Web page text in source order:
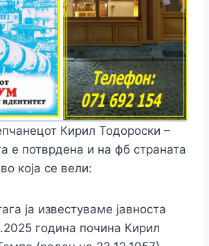
Кирил Тодороски –
е потврдена и на фб страната
која се вели:
ја известуваме јавноста
година почина Кирил